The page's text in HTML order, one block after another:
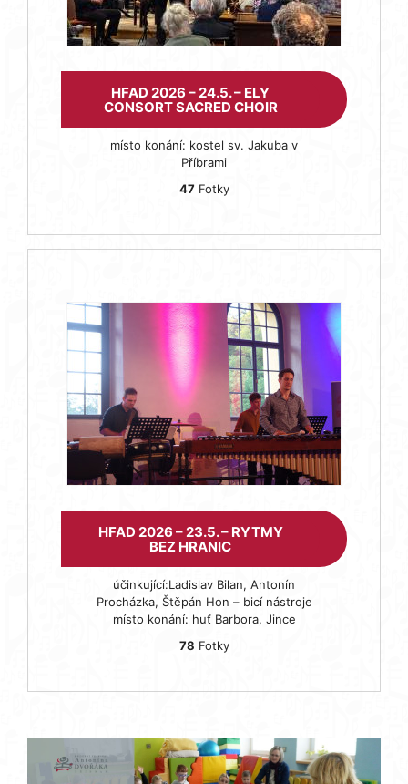
HFAD 2026 – 24.5. – ELY
CONSORT SACRED CHOIR
místo konání: kostel sv. Jakuba v
Příbrami
47Fotky
HFAD 2026 – 23.5. – RYTMY
BEZ HRANIC
účinkující:Ladislav Bilan, Antonín
Procházka, Štěpán Hon – bicí nástroje
místo konání: huť Barbora, Jince
78 Fotky